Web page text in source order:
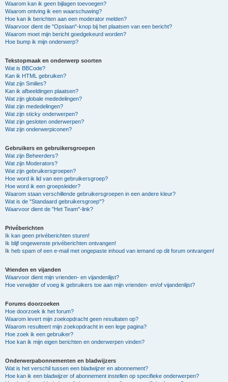
Waarom kan ik geen bijlagen toevoegen?
Waarom ontving ik een waarschuwing?
Hoe kan ik berichten aan een moderator melden?
Waarvoor dient de "Opslaan"-knop bij het plaatsen van een bericht?
Waarom moet mijn bericht goedgekeurd worden?
Hoe bump ik mijn onderwerp?
Tekstopmaak en onderwerp soorten
Wat is BBCode?
Kan ik HTML gebruiken?
Wat zijn Smilies?
Kan ik afbeeldingen plaatsen?
Wat zijn globale mededelingen?
Wat zijn mededelingen?
Wat zijn sticky onderwerpen?
Wat zijn gesloten onderwerpen?
Wat zijn onderwerpiconen?
Gebruikers en gebruikersgroepen
Wat zijn Beheerders?
Wat zijn Moderators?
Wat zijn gebruikersgroepen?
Hoe word ik lid van een gebruikersgroep?
Hoe word ik een groepsleider?
Waarom staan verschillende gebruikersgroepen in een andere kleur?
Wat is de "Standaard gebruikersgroep"?
Waarvoor dient de "Het Team"-link?
Privéberichten
Ik kan geen privéberichten sturen!
Ik blijf ongewenste privéberichten ontvangen!
Ik heb spam of een e-mail met ongepaste inhoud van iemand op dit forum ontvangen!
Vrienden en vijanden
Waarvoor dient mijn vrienden- en vijandenlijst?
Hoe verwijder of voeg ik gebruikers toe aan mijn vrienden- en/of vijandenlijst?
Forums doorzoeken
Hoe doorzoek ik het forum?
Waarom levert mijn zoekopdracht geen resultaten op?
Waarom resulteert mijn zoekopdracht in een lege pagina?
Hoe zoek ik een gebruiker?
Hoe kan ik mijn eigen berichten en onderwerpen vinden?
Onderwerpabonnementen en bladwijzers
Wat is het verschil tussen een bladwijzer en abonnement?
Hoe kan ik een bladwijzer of abonnement instellen op specifieke onderwerpen?